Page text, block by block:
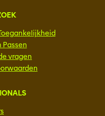
Passen
vragen